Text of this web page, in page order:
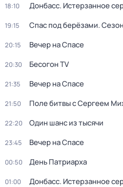
18:10 Донбасс. Истерзанное
19:15 Спас под берёзами.
20:15 Вечер на Спасе
20:30 Бесогон TV
21:35 Вечер на Спасе
21:50 Поле битвы с Сергеем
22:20 Один шанс из тысячи
23:45 Вечер на Спасе
00:50 Дeнь Патриаpха
01:00 Донбасс. Истерзанное